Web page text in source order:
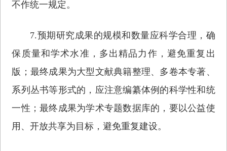
不作统一规定。
7.预期研究成果的规模和数量应科学合理，确
保质量和学术水准，多出精品力作，避免重复出
版；最终成果为大型文献典籍整理、多卷本专著、
系列丛书等形式的，应注意编纂体例的科学性和统
一性；最终成果为学术专题数据库的，要以公益使
用、开放共享为目标，避免重复建设。